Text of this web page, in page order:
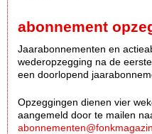
abonnement
Jaarabonnementen en
wederopzegging na de
een doorlopend
Opzeggingen dienen vier
aangemeld door te mailen